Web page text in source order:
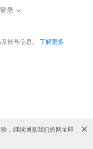
录
账号信息。 了解更多
，继续浏览我们的网址即